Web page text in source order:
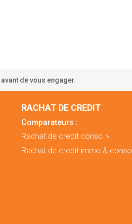
de vous engager.
RACHAT DE CREDIT
Comparateurs :
Rachat de credit conso
Rachat de credit immo & conso